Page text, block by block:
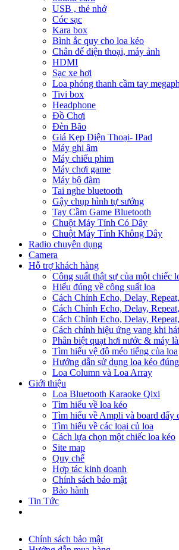
USB , thẻ nhớ
Cóc sạc
Kara box
Bình ắc quy cho loa kéo
Chân để điện thoại, máy ảnh
HDMI
Sạc xe hơi
Loa phóng thanh cầm tay
Tivi box
Headphone
Đồ Chơi
Đèn Bão
Giá Kẹp Điện Thoại- IPad
Máy ghi âm
Máy chiếu phim
Máy chơi game
Máy bộ đàm
Tai nghe bluetooth
Gậy chụp hình tự sướng
Tay Cầm Game Bluetooth
Chuột Máy Tính Có Dây
Chuột Máy Tính Không Dây
Radio chuyên dụng
Camera
Hỗ trợ khách hàng
Công suất thật sự của một chiếc
Hiểu đúng về công suất loa
Cách Chỉnh Echo, Delay,
Cách Chỉnh Echo, Delay,
Cách Chỉnh Echo, Delay,
Cách chỉnh hiệu ứng vang khi
Phân biệt quạt hơi nước & máy
Tìm hiểu vệ độ méo tiếng của loa
Hướng dẫn sử dụng loa kéo
Loa Column và Loa Array
Giới thiệu
Loa Bluetooth Karaoke Qixi
Tìm hiểu về loa kéo
Tìm hiểu về Ampli và board đẩy
Tìm hiểu về các loại củ loa
Cách lựa chọn một chiếc loa kéo
Site map
Quy chế
Hợp tác kinh doanh
Chính sách bảo mật
Bảo hành
Tin Tức
Chính sách bảo mật